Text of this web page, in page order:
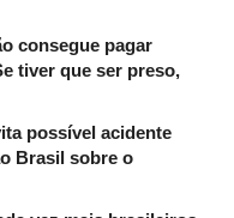
consegue pagar
tiver que ser preso,
possível acidente
Brasil sobre o